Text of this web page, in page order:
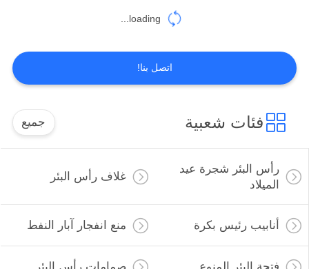
loading...
اتصل بنا!
فئات شعبية جميع
رأس البئر شجرة عيد
الميلاد
غلاف رأس البئر
أنابيب رئيس بكرة منع انفجار آبار النفط